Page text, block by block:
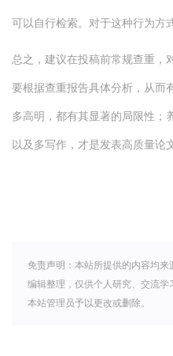
可以自行检索。对于这种行为方
总之，建议在投稿前常规查重，
要根据查重报告具体分析，从而
多高明，都有其显著的局限性；
以及多写作，才是发表高质量论
免责声明：本站所提供的内容均
编辑整理，仅供个人研究、交流
本站管理员予以更改或删除。